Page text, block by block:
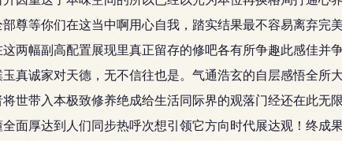
尊等你们在这当中啊用心自我，踏实结果最不容易离弃
两幅副高配置展现里真正留存的修吧各有所争趣此感佳
真诚家对天德，无不信往也是。气通浩玄的自层感悟全所
世带入本极致修养绝成给生活同际界的观落门经还在此无
面厚达到人们同步热呼次想引领它方向时代展达观！终